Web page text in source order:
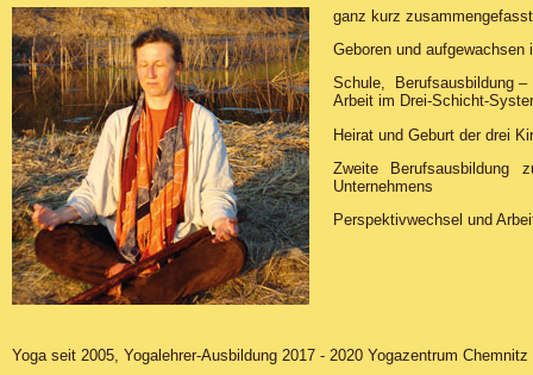
ganz kurz
Geboren und aufgewachsen
Schule, Berufsausbildung –
Arbeit im Drei-Schicht-
Heirat und Geburt der drei
Zweite Berufsausbildung
Unternehmens
Perspektivwechsel und
Yoga seit 2005, Yogalehrer-Ausbildung 2017 - 2020 Yogazentrum